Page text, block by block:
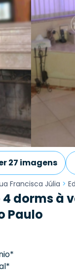
27 imagens
Francisca Júlia >
dorms à
Paulo